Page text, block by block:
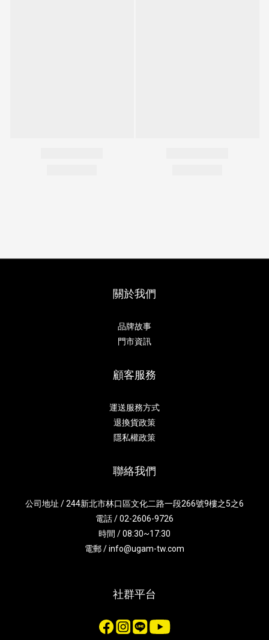
關於我們
品牌故事
門市資訊
顧客服務
運送服務方式
退換貨政策
隱私權政策
聯絡我們
公司地址 / 244新北市林口區文化二路一段266號9樓之5之6
電話 / 02-2606-9726
時間 / 08:30~17:30
電郵 / info@ugam-tw.com
社群平台